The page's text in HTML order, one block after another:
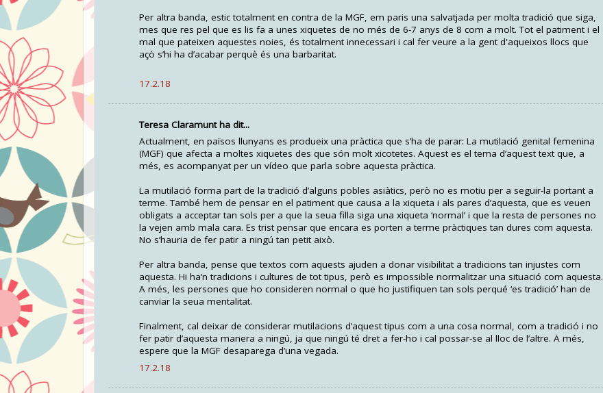
Per altra banda, estic totalment en contra de la MGF, em paris una salvatjada per molta tradició que siga,
mes que res pel que es lis fa a unes xiquetes de no més de 6-7 anys de 8 com a molt. Tot el patiment i el
mal que pateixen aquestes noies, és totalment innecessari i cal fer veure a la gent d'aqueixos llocs que
açò s’hi ha d’acabar perquè és una barbaritat.
17.2.18
Teresa Claramunt ha dit...
Actualment, en països llunyans es produeix una pràctica que s’ha de parar: La mutilació genital femenina
(MGF) que afecta a moltes xiquetes des que són molt xicotetes. Aquest es el tema d’aquest text que, a
més, es acompanyat per un vídeo que parla sobre aquesta pràctica.
La mutilació forma part de la tradició d’alguns pobles asiàtics, però no es motiu per a seguir-la portant a
terme. També hem de pensar en el patiment que causa a la xiqueta i als pares d’aquesta, que es veuen
obligats a acceptar tan sols per a que la seua filla siga una xiqueta ‘normal’ i que la resta de persones no
la vejen amb mala cara. Es trist pensar que encara es porten a terme pràctiques tan dures com aquesta.
No s’hauria de fer patir a ningú tan petit això.
Per altra banda, pense que textos com aquests ajuden a donar visibilitat a tradicions tan injustes com
aquesta. Hi ha’n tradicions i cultures de tot tipus, però es impossible normalitzar una situació com aquesta.
A més, les persones que ho consideren normal o que ho justifiquen tan sols perqué ‘es tradició’ han de
canviar la seua mentalitat.
Finalment, cal deixar de considerar mutilacions d’aquest tipus com a una cosa normal, com a tradició i no
fer patir d’aquesta manera a ningú, ja que ningú té dret a fer-ho i cal possar-se al lloc de l’altre. A més,
espere que la MGF desaparega d’una vegada.
17.2.18